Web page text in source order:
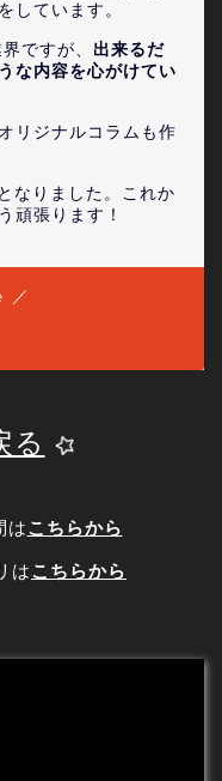
しています。
ですが、 出来るだ
な内容を心がけてい
リジナルコラムも作
なりました。これか
頑張ります！
／
る
はこちらから
はこちらから